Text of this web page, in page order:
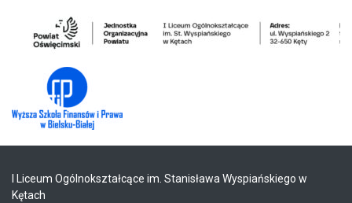
I Liceum Ogólnokształcące im. Stanisława Wyspiańskiego w
Kętach